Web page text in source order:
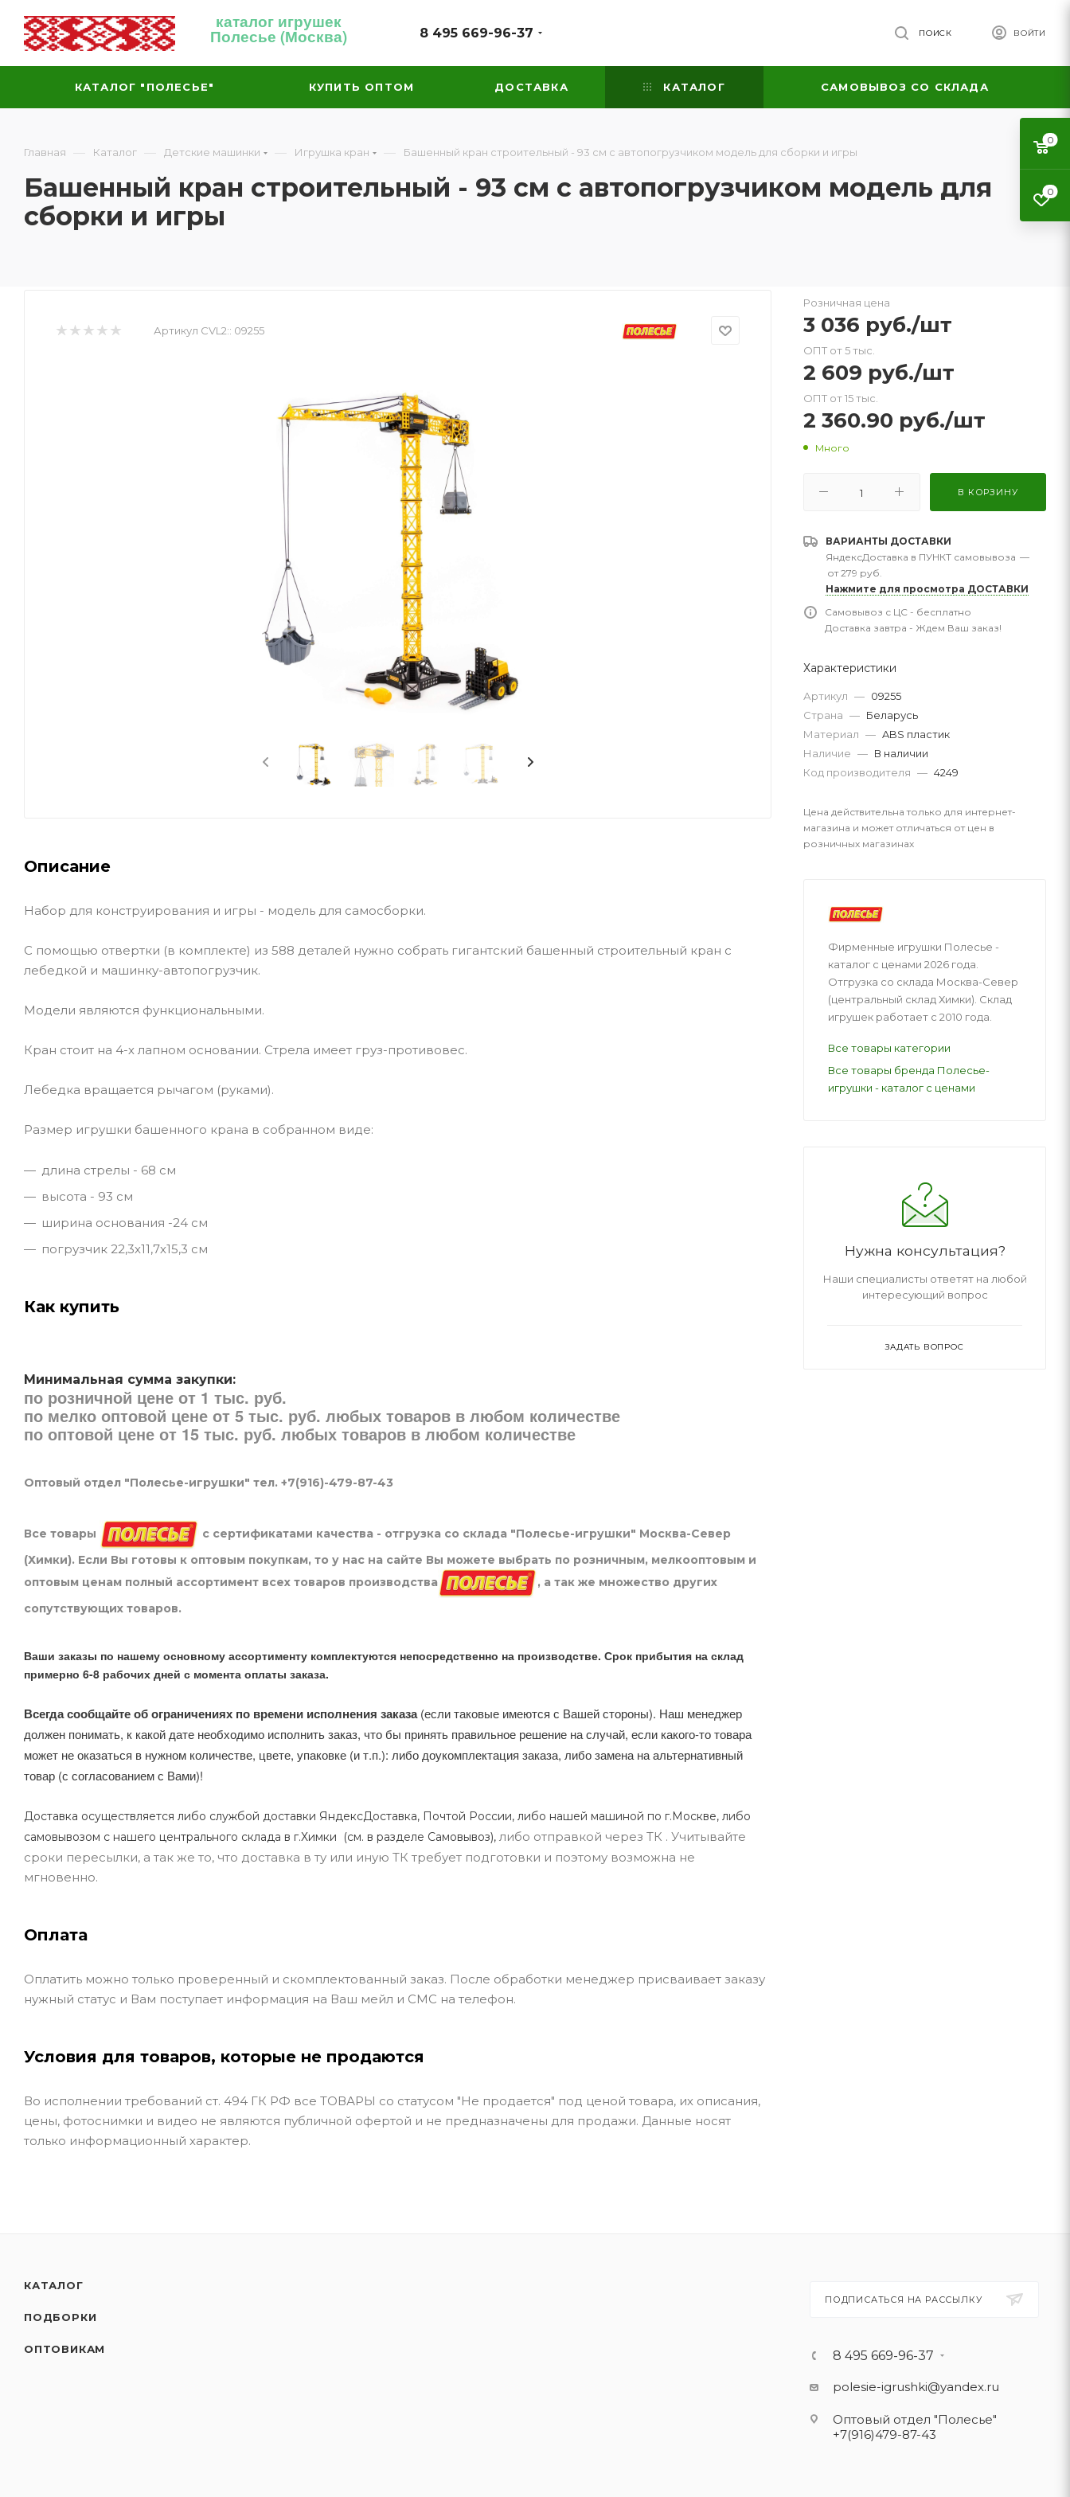
каталог игрушек
Полесье (Москва) 8 495 669-96-37 ВОЙТИ
ПОИСК
КАТАЛОГ "ПОЛЕСЬЕ" КУПИТЬ ОПТОМ ДОСТАВКА КАТАЛОГ САМОВЫВОЗ СО СКЛАДА
Главная — Каталог — Детские машинки — Игрушка кран — Башенный кран строительный - 93 см с автопогрузчиком модель для сборки и игры
Башенный кран строительный - 93 см с автопогрузчиком модель для
сборки и игры
Артикул CVL2:: 09255
Описание
Набор для конструирования и игры - модель для самосборки.
С помощью отвертки (в комплекте) из 588 деталей нужно собрать гигантский башенный строительный кран с
лебедкой и машинку-автопогрузчик.
Модели являются функциональными.
Кран стоит на 4-х лапном основании. Стрела имеет груз-противовес.
Лебедка вращается рычагом (руками).
Размер игрушки башенного крана в собранном виде:
длина стрелы - 68 см
высота - 93 см
ширина основания -24 см
погрузчик 22,3х11,7х15,3 см
Как купить
Минимальная сумма закупки:
по розничной цене от 1 тыс. руб.
по мелко оптовой цене от 5 тыс. руб. любых товаров в любом количестве
по оптовой цене от 15 тыс. руб. любых товаров в любом количестве
Оптовый отдел "Полесье-игрушки" тел. +7(916)-479-87-43
Все товары
с сертификатами качества - отгрузка со склада "Полесье-игрушки" Москва-Север
(Химки). Если Вы готовы к оптовым покупкам, то у нас на сайте Вы можете выбрать по розничным, мелкооптовым и
оптовым ценам полный ассортимент всех товаров производства
, а так же множество других
сопутствующих товаров.
Ваши заказы по нашему основному ассортименту комплектуются непосредственно на производстве. Срок прибытия на склад
примерно 6-8 рабочих дней с момента оплаты заказа.
Всегда сообщайте об ограничениях по времени исполнения заказа(если таковые имеются с Вашей стороны). Наш менеджер
должен понимать, к какой дате необходимо исполнить заказ, что бы принять правильное решение на случай, если какого-то товара
может не оказаться в нужном количестве, цвете, упаковке (и т.п.): либо доукомплектация заказа, либо замена на альтернативный
товар (с согласованием с Вами)!
Доставка осуществляется либо службой доставки ЯндексДоставка, Почтой России, либо нашей машиной по г.Москве, либо
самовывозом с нашего центрального склада в г.Химки (см. в разделе Самовывоз), либо отправкой через ТК . Учитывайте
сроки пересылки, а так же то, что доставка в ту или иную ТК требует подготовки и поэтому возможна не
мгновенно.
Оплата
Оплатить можно только проверенный и скомплектованный заказ. После обработки менеджер присваивает заказу
нужный статус и Вам поступает информация на Ваш мейл и СМС на телефон.
Условия для товаров, которые не продаются
Во исполнении требований ст. 494 ГК РФ все ТОВАРЫ со статусом "Не продается" под ценой товара, их описания,
цены, фотоснимки и видео не являются публичной офертой и не предназначены для продажи. Данные носят
только информационный характер.
Розничная цена
3 036 руб./шт
ОПТ от 5 тыс.
2 609 руб./шт
ОПТ от 15 тыс.
2 360.90 руб./шт
Много
В КОРЗИНУ
ВАРИАНТЫ ДОСТАВКИ
ЯндексДоставка в ПУНКТ самовывоза —
от 279 руб.
Нажмите для просмотра ДОСТАВКИ
Самовывоз с ЦС - бесплатно
Доставка завтра - Ждем Ваш заказ!
Характеристики
Артикул — 09255
Страна — Беларусь
Материал — ABS пластик
Наличие — В наличии
Код производителя — 4249
Цена действительна только для интернет-
магазина и может отличаться от цен в
розничных магазинах
Фирменные игрушки Полесье -
каталог с ценами 2026 года.
Отгрузка со склада Москва-Север
(центральный склад Химки). Склад
игрушек работает с 2010 года.
Все товары категории
Все товары бренда Полесье-
игрушки - каталог с ценами
Нужна консультация?
Наши специалисты ответят на любой
интересующий вопрос
ЗАДАТЬ ВОПРОС
КАТАЛОГ
ПОДБОРКИ
ОПТОВИКАМ
ПОДПИСАТЬСЯ НА РАССЫЛКУ
8 495 669-96-37
polesie-igrushki@yandex.ru
Оптовый отдел "Полесье"
+7(916)479-87-43
0
0